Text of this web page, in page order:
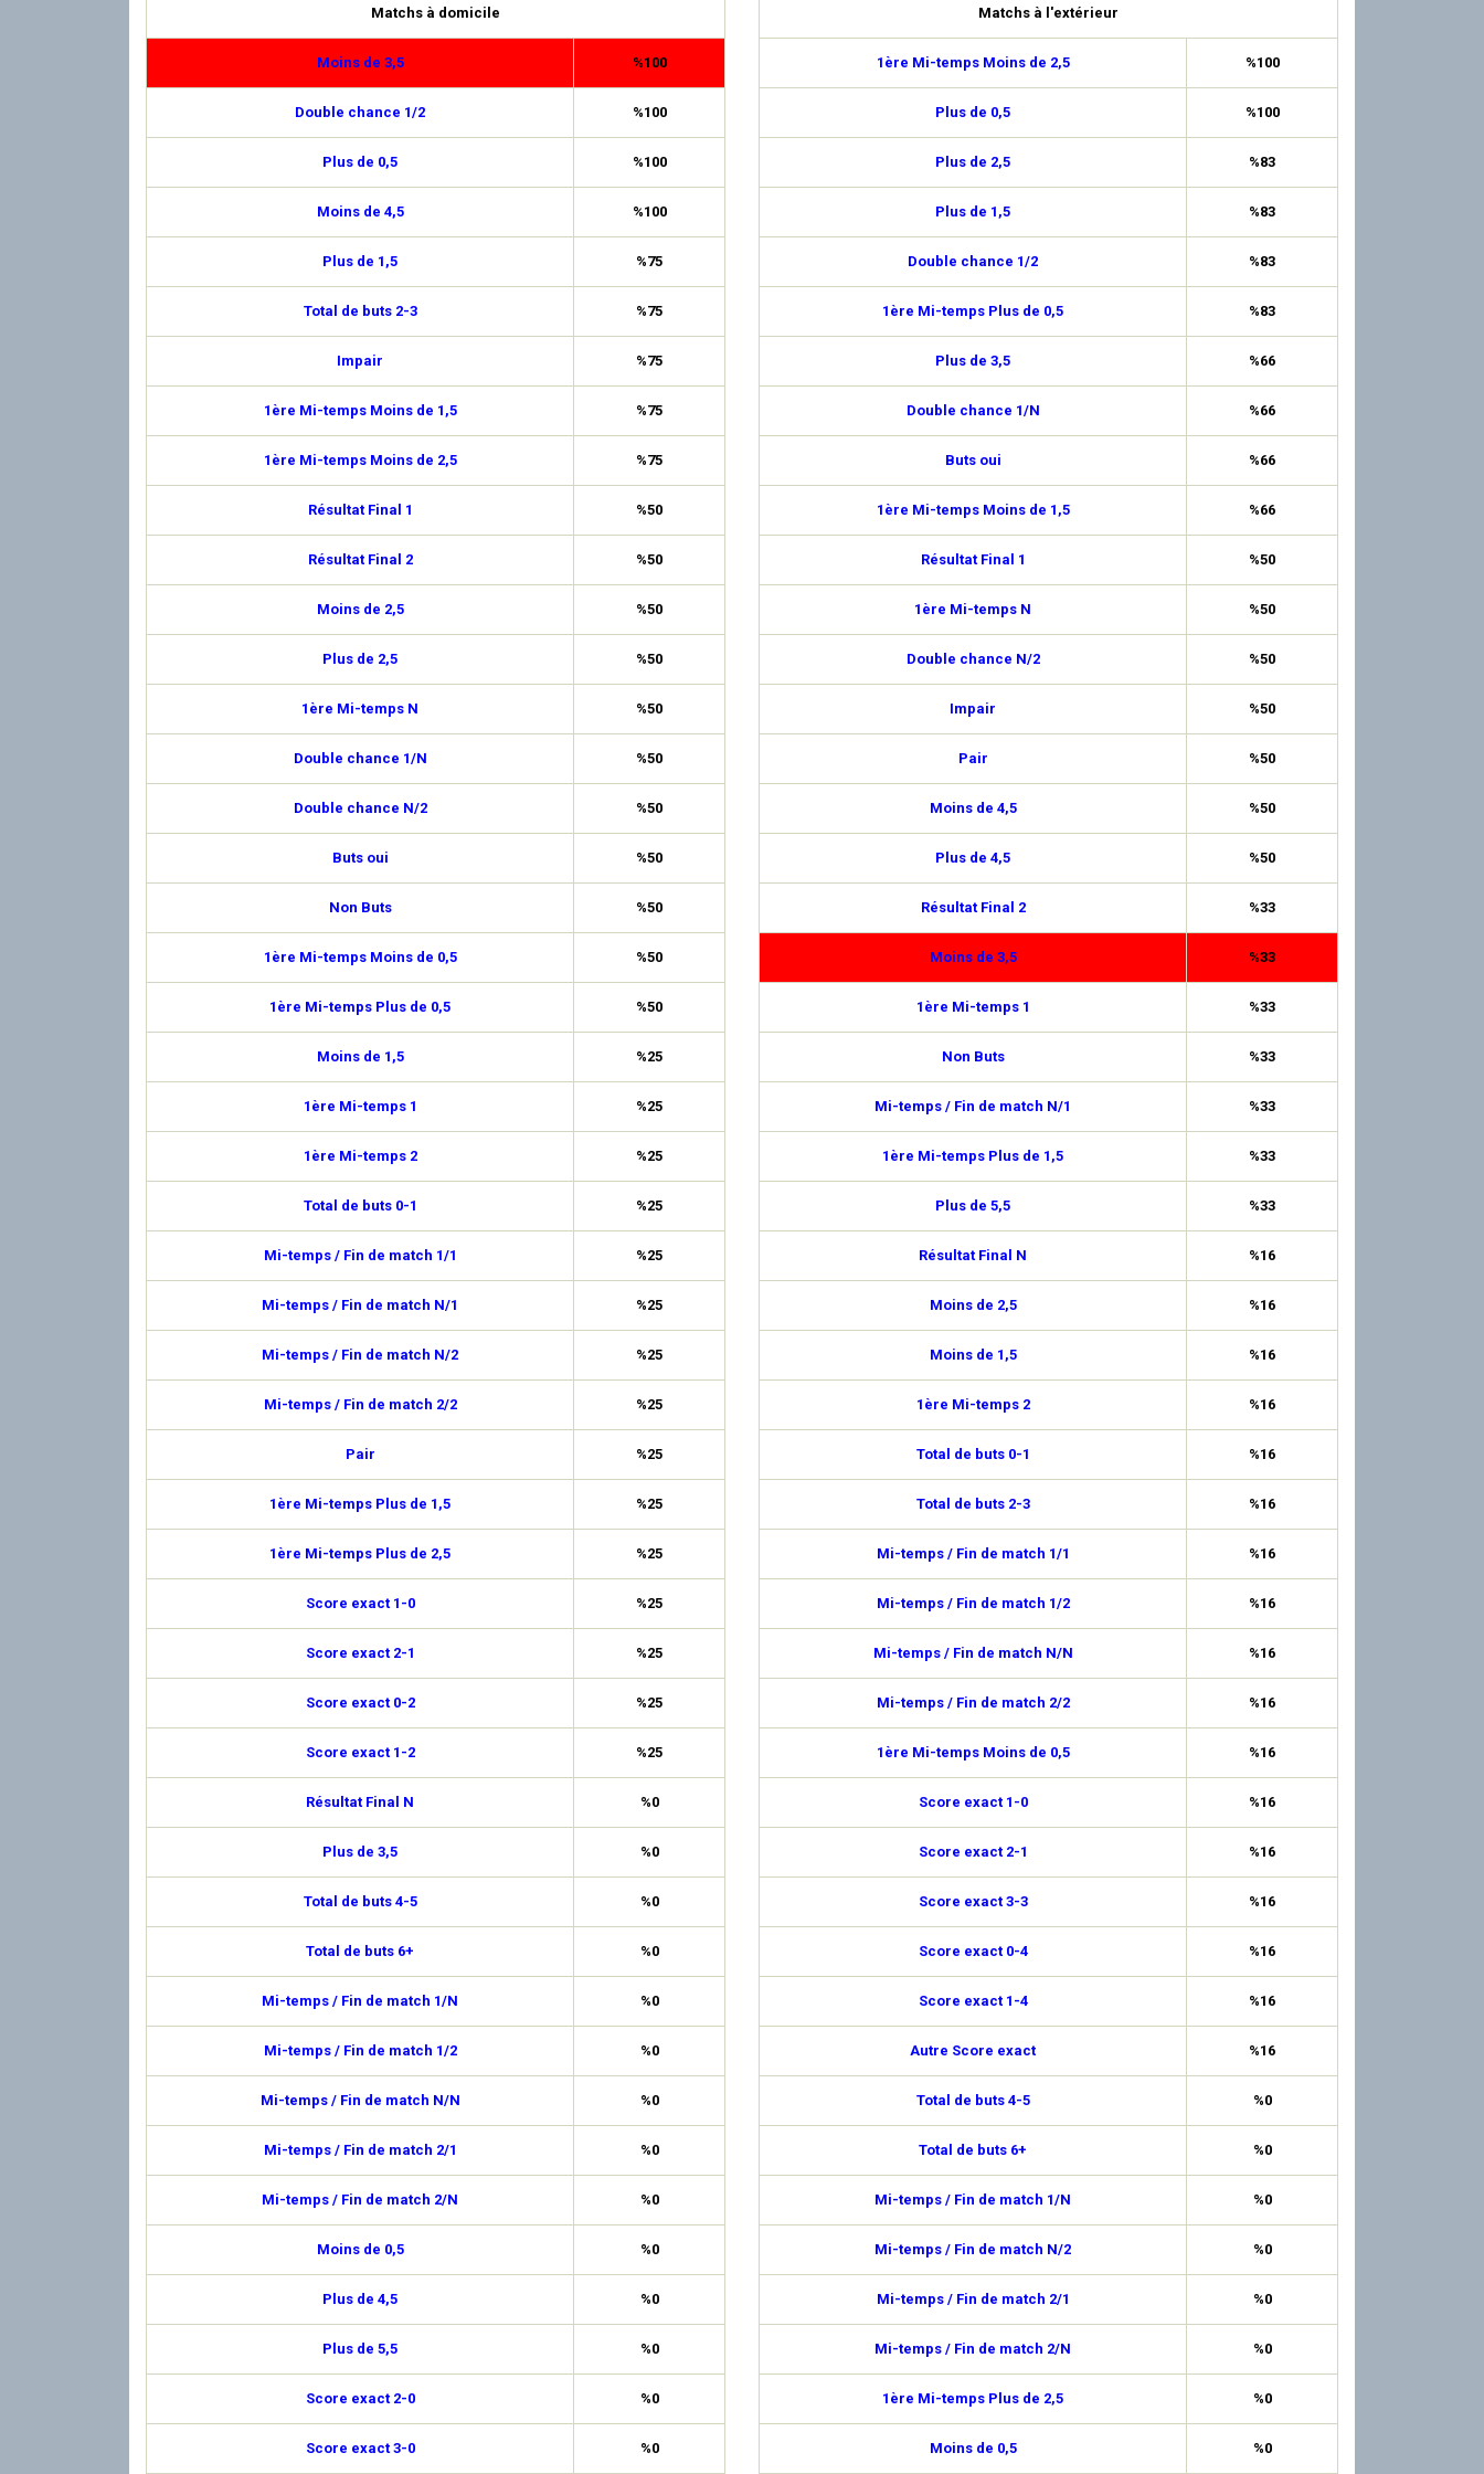
Matchs à domicile
Moins de 3,5 %100
Double chance 1/2 %100
Plus de 0,5 %100
Moins de 4,5 %100
Plus de 1,5 %75
Total de buts 2-3 %75
Impair %75
1ère Mi-temps Moins de 1,5 %75
1ère Mi-temps Moins de 2,5 %75
Résultat Final 1 %50
Résultat Final 2 %50
Moins de 2,5 %50
Plus de 2,5 %50
1ère Mi-temps N %50
Double chance 1/N %50
Double chance N/2 %50
Buts oui %50
Non Buts %50
1ère Mi-temps Moins de 0,5 %50
1ère Mi-temps Plus de 0,5 %50
Moins de 1,5 %25
1ère Mi-temps 1 %25
1ère Mi-temps 2 %25
Total de buts 0-1 %25
Mi-temps / Fin de match 1/1 %25
Mi-temps / Fin de match N/1 %25
Mi-temps / Fin de match N/2 %25
Mi-temps / Fin de match 2/2 %25
Pair %25
1ère Mi-temps Plus de 1,5 %25
1ère Mi-temps Plus de 2,5 %25
Score exact 1-0 %25
Score exact 2-1 %25
Score exact 0-2 %25
Score exact 1-2 %25
Résultat Final N %0
Plus de 3,5 %0
Total de buts 4-5 %0
Total de buts 6+ %0
Mi-temps / Fin de match 1/N %0
Mi-temps / Fin de match 1/2 %0
Mi-temps / Fin de match N/N %0
Mi-temps / Fin de match 2/1 %0
Mi-temps / Fin de match 2/N %0
Moins de 0,5 %0
Plus de 4,5 %0
Plus de 5,5 %0
Score exact 2-0 %0
Score exact 3-0 %0
Matchs à l'extérieur
1ère Mi-temps Moins de 2,5 %100
Plus de 0,5 %100
Plus de 2,5 %83
Plus de 1,5 %83
Double chance 1/2 %83
1ère Mi-temps Plus de 0,5 %83
Plus de 3,5 %66
Double chance 1/N %66
Buts oui %66
1ère Mi-temps Moins de 1,5 %66
Résultat Final 1 %50
1ère Mi-temps N %50
Double chance N/2 %50
Impair %50
Pair %50
Moins de 4,5 %50
Plus de 4,5 %50
Résultat Final 2 %33
Moins de 3,5 %33
1ère Mi-temps 1 %33
Non Buts %33
Mi-temps / Fin de match N/1 %33
1ère Mi-temps Plus de 1,5 %33
Plus de 5,5 %33
Résultat Final N %16
Moins de 2,5 %16
Moins de 1,5 %16
1ère Mi-temps 2 %16
Total de buts 0-1 %16
Total de buts 2-3 %16
Mi-temps / Fin de match 1/1 %16
Mi-temps / Fin de match 1/2 %16
Mi-temps / Fin de match N/N %16
Mi-temps / Fin de match 2/2 %16
1ère Mi-temps Moins de 0,5 %16
Score exact 1-0 %16
Score exact 2-1 %16
Score exact 3-3 %16
Score exact 0-4 %16
Score exact 1-4 %16
Autre Score exact %16
Total de buts 4-5 %0
Total de buts 6+ %0
Mi-temps / Fin de match 1/N %0
Mi-temps / Fin de match N/2 %0
Mi-temps / Fin de match 2/1 %0
Mi-temps / Fin de match 2/N %0
1ère Mi-temps Plus de 2,5 %0
Moins de 0,5 %0